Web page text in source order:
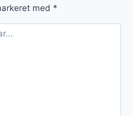
med *